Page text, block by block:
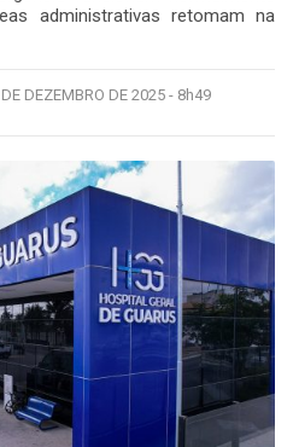
administrativas retomam na
DEZEMBRO DE 2025 - 8h49